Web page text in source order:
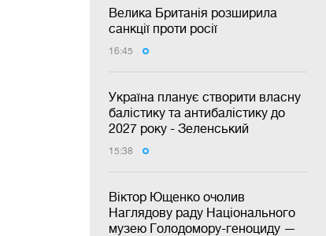
Велика Британія розширила
санкції проти росії
16:45
Україна планує створити власну
балістику та антибалістику до
2027 року - Зеленський
15:38
Віктор Ющенко очолив
Наглядову раду Національного
музею Голодомору-геноциду —